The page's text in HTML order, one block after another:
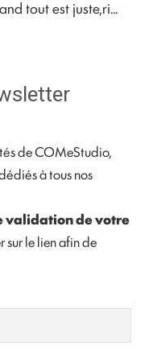
tout est juste,ri...
de COMeStudio,
à tous nos
validation de votre
sur le lien afin de